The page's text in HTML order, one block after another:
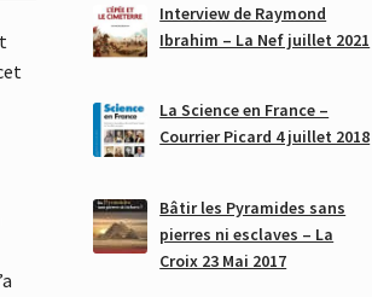
Interview de Raymond
Ibrahim – La Nef juillet 2021
La Science en France –
Courrier Picard 4 juillet 2018
Bâtir les Pyramides sans
pierres ni esclaves – La
Croix 23 Mai 2017